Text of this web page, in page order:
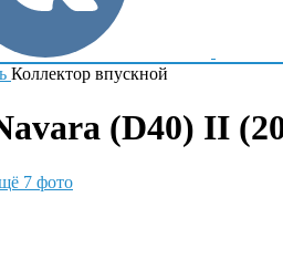
Коллектор впускной
(D40) II
7 фото